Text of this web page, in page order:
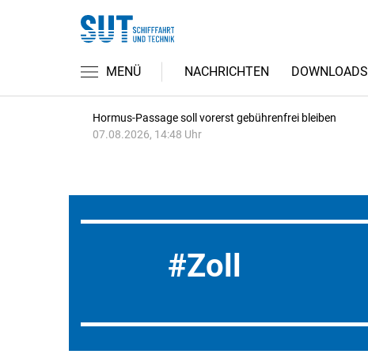
MENÜ NACHRICHTEN DOWNLOADS
Hormus-Passage soll vorerst gebührenfrei bleiben
07.08.2026, 14:48 Uhr
Zoll